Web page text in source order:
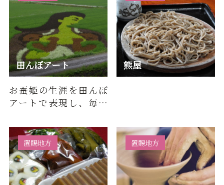
田んぼアート
お蚕姫の生涯を田んぼ
アートで表現し、毎年
目を楽しませてくれま
す。小高…
熊屋
置賜地方 置賜地方